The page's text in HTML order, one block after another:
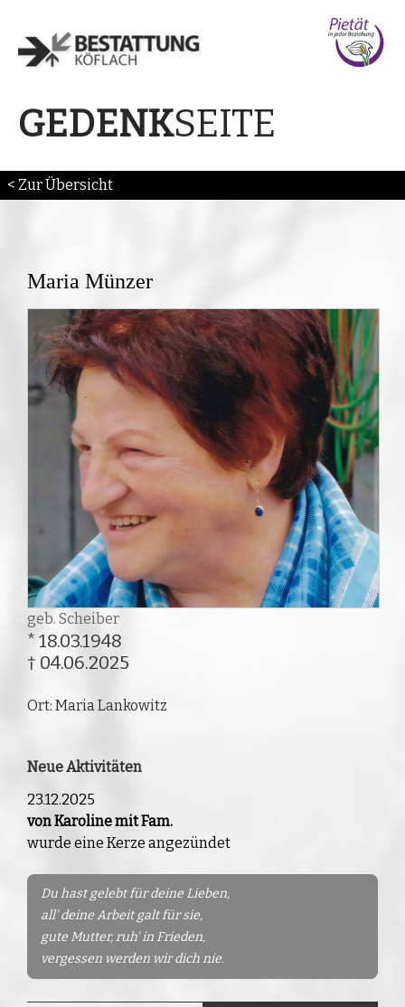
GEDENKSEITE
< Zur Übersicht
Maria Münzer
geb. Scheiber
* 18.03.1948
† 04.06.2025
Ort: Maria Lankowitz
Neue Aktivitäten
23.12.2025
von Karoline mit Fam.
wurde eine Kerze angezündet
Du hast gelebt für deine Lieben,
all' deine Arbeit galt für sie,
gute Mutter, ruh' in Frieden,
vergessen werden wir dich nie.